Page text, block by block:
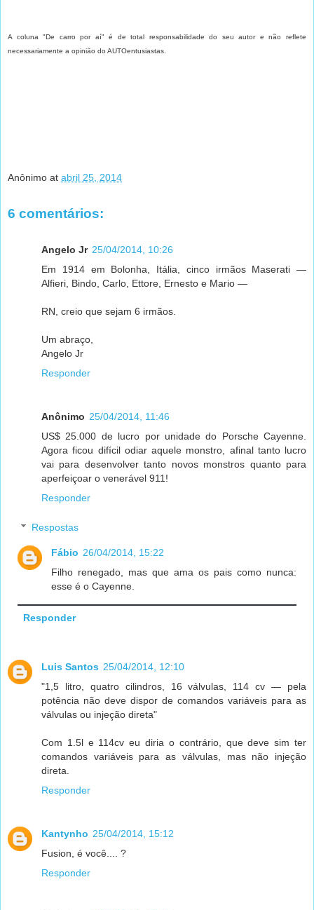
A coluna "De carro por aí" é de total responsabilidade do seu autor e não reflete
necessariamente a opinião do AUTOentusiastas.
Anônimo at abril 25, 2014
6 comentários:
Angelo Jr 25/04/2014, 10:26
Em 1914 em Bolonha, Itália, cinco irmãos Maserati —
Alfieri, Bindo, Carlo, Ettore, Ernesto e Mario —
RN, creio que sejam 6 irmãos.
Um abraço,
Angelo Jr
Responder
Anônimo 25/04/2014, 11:46
US$ 25.000 de lucro por unidade do Porsche Cayenne.
Agora ficou difícil odiar aquele monstro, afinal tanto lucro
vai para desenvolver tanto novos monstros quanto para
aperfeiçoar o venerável 911!
Responder
Respostas
Fábio 26/04/2014, 15:22
Filho renegado, mas que ama os pais como nunca:
esse é o Cayenne.
Responder
Luis Santos 25/04/2014, 12:10
"1,5 litro, quatro cilindros, 16 válvulas, 114 cv — pela
potência não deve dispor de comandos variáveis para as
válvulas ou injeção direta"
Com 1.5l e 114cv eu diria o contrário, que deve sim ter
comandos variáveis para as válvulas, mas não injeção
direta.
Responder
Kantynho 25/04/2014, 15:12
Fusion, é você.... ?
Responder